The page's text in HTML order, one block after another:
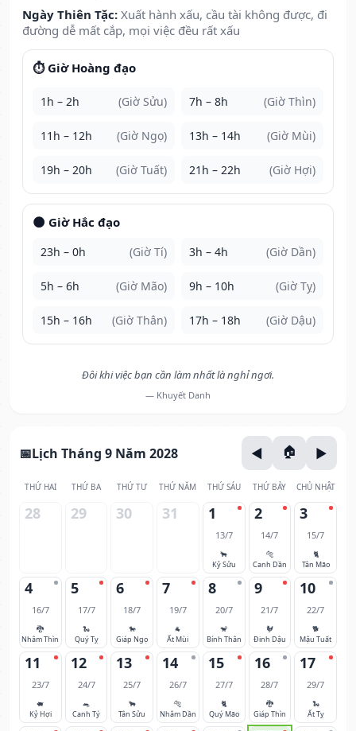
Ngày Thiên Tặc: Xuất hành xấu, cầu tài không được, đi
đường dễ mất cắp, mọi việc đều rất xấu
⏱️ Giờ Hoàng đạo
1h – 2h (Giờ Sửu) 7h – 8h (Giờ Thìn)
11h – 12h (Giờ Ngọ) 13h – 14h (Giờ Mùi)
19h – 20h (Giờ Tuất) 21h – 22h (Giờ Hợi)
🌑 Giờ Hắc đạo
23h – 0h (Giờ Tí) 3h – 4h (Giờ Dần)
5h – 6h (Giờ Mão) 9h – 10h (Giờ Tỵ)
15h – 16h (Giờ Thân) 17h – 18h (Giờ Dậu)
Đôi khi việc bạn cần làm nhất là nghỉ ngơi.
— Khuyết Danh
Lịch Tháng 9 Năm 2028
THỨ HAI THỨ BA THỨ TƯ THỨ NĂM THỨ SÁU THỨ BẢY CHỦ NHẬT
28 29 30 31 1
13/7
🐂
Kỷ Sửu
2
14/7
🐅
Canh Dần
3
15/7
🐈
Tân Mão
4
16/7
🐉
Nhâm Thìn
5
17/7
🐍
Quý Tỵ
6
18/7
🐎
Giáp Ngọ
7
19/7
🐐
Ất Mùi
8
20/7
🐒
Bính Thân
9
21/7
🐓
Đinh Dậu
10
22/7
🐕
Mậu Tuất
11
23/7
🐖
Kỷ Hợi
12
24/7
🐀
Canh Tý
13
25/7
🐂
Tân Sửu
14
26/7
🐅
Nhâm Dần
15
27/7
🐈
Quý Mão
16
28/7
🐉
Giáp Thìn
17
29/7
🐍
Ất Tỵ